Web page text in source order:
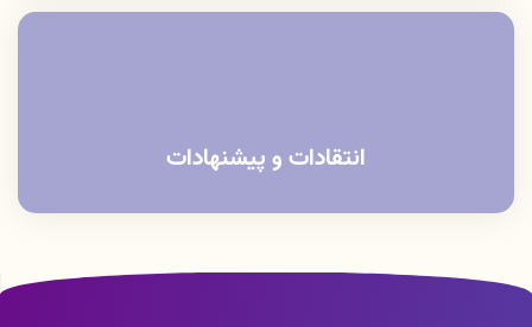
http://p24.lums.ac.ir/tcs
انتقادات و پیشنهادات